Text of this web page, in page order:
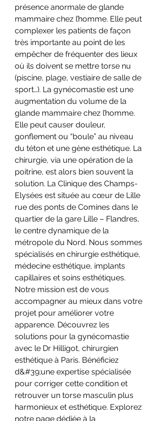
présence anormale de glande
mammaire chez l’homme. Elle peut
complexer les patients de façon
très importante au point de les
empêcher de fréquenter des lieux
où ils doivent se mettre torse nu
(piscine, plage, vestiaire de salle de
sport…). La gynécomastie est une
augmentation du volume de la
glande mammaire chez l’homme.
Elle peut causer douleur,
gonflement ou “boule” au niveau
du téton et une gène esthétique. La
chirurgie, via une opération de la
poitrine, est alors bien souvent la
solution. La Clinique des Champs-
Elysées est située au cœur de Lille
rue des ponts de Comines dans le
quartier de la gare Lille – Flandres,
le centre dynamique de la
métropole du Nord. Nous sommes
spécialisés en chirurgie esthétique,
médecine esthétique, implants
capillaires et soins esthétiques.
Notre mission est de vous
accompagner au mieux dans votre
projet pour améliorer votre
apparence. Découvrez les
solutions pour la gynécomastie
avec le Dr Hilligot, chirurgien
esthétique à Paris. Bénéficiez
d&#39;une expertise spécialisée
pour corriger cette condition et
retrouver un torse masculin plus
harmonieux et esthétique. Explorez
notre page dédiée à la